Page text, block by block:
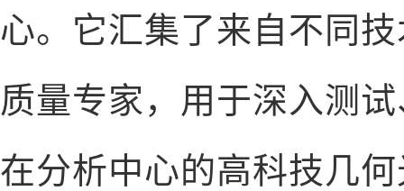
心。它汇集了来自不同
质量专家，用于深入测
在分析中心的高科技几